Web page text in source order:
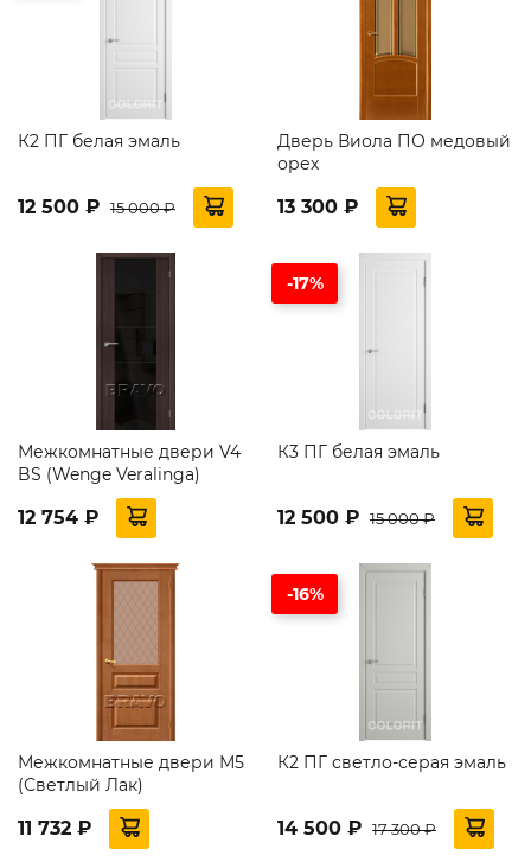
К2 ПГ белая эмаль
12 500 ₽ 15 000 ₽
Дверь Виола ПО медовый
орех
13 300 ₽
Межкомнатные двери V4
BS (Wenge Veralinga)
12 754 ₽
-17%
К3 ПГ белая эмаль
12 500 ₽ 15 000 ₽
Межкомнатные двери М5
(Светлый Лак)
11 732 ₽
-16%
К2 ПГ светло-серая эмаль
14 500 ₽ 17 300 ₽